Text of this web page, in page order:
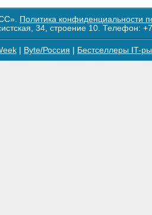
Политика конфиденциальности
34, строение 10. Телефон:
Byte/Россия Бестселлеры IT-